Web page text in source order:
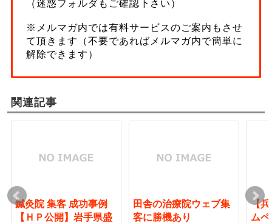
（迷惑フォルダもご確認下さい）
※メルマガ内では有料サービスのご案内もさせ
て頂きます（不要であればメルマガ内で簡単に
解除できます）
関連記事
鍼灸院 集客 成功事例
【ＨＰ公開】岩手県盛
田舎の治療院ウェブ集
客に勝機あり
【
ム